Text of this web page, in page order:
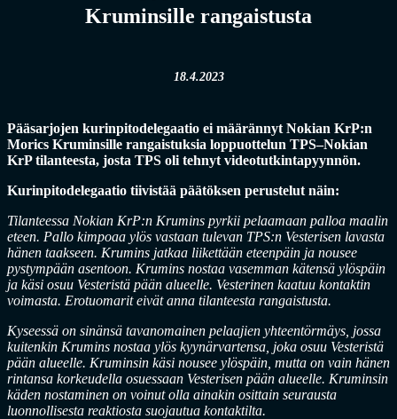
Kruminsille rangaistusta
18.4.2023
Pääsarjojen kurinpitodelegaatio ei määrännyt Nokian KrP:n
Morics Kruminsille rangaistuksia loppuottelun TPS–Nokian
KrP tilanteesta, josta TPS oli tehnyt videotutkintapyynnön.
Kurinpitodelegaatio tiivistää päätöksen perustelut näin:
Tilanteessa Nokian KrP:n Krumins pyrkii pelaamaan palloa maalin
eteen. Pallo kimpoaa ylös vastaan tulevan TPS:n Vesterisen lavasta
hänen taakseen. Krumins jatkaa liikettään eteenpäin ja nousee
pystympään asentoon. Krumins nostaa vasemman kätensä ylöspäin
ja käsi osuu Vesteristä pään alueelle. Vesterinen kaatuu kontaktin
voimasta. Erotuomarit eivät anna tilanteesta rangaistusta.
Kyseessä on sinänsä tavanomainen pelaajien yhteentörmäys, jossa
kuitenkin Krumins nostaa ylös kyynärvartensa, joka osuu Vesteristä
pään alueelle. Kruminsin käsi nousee ylöspäin, mutta on vain hänen
rintansa korkeudella osuessaan Vesterisen pään alueelle. Kruminsin
käden nostaminen on voinut olla ainakin osittain seurausta
luonnollisesta reaktiosta suojautua kontaktilta.